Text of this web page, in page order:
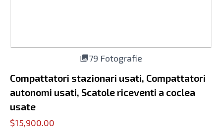
79 Fotografie
Compattatori stazionari usati, Compattatori
autonomi usati, Scatole riceventi a coclea
usate
$15,900.00